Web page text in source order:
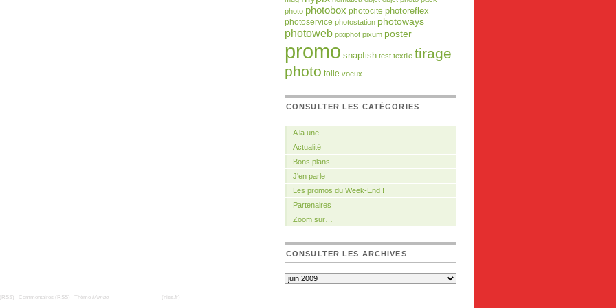
photo photobox photocite photoreflex
photoservice photostation photoways
photoweb pixiphot pixum poster
promo snapfish test textile tirage
photo toile voeux
CONSULTER LES CATÉGORIES
A la une
Actualité
Bons plans
J'en parle
Les promos du Week-End !
Partenaires
Zoom sur…
CONSULTER LES ARCHIVES
Commentaires (RSS) Thème Mimbo (niss.fr)